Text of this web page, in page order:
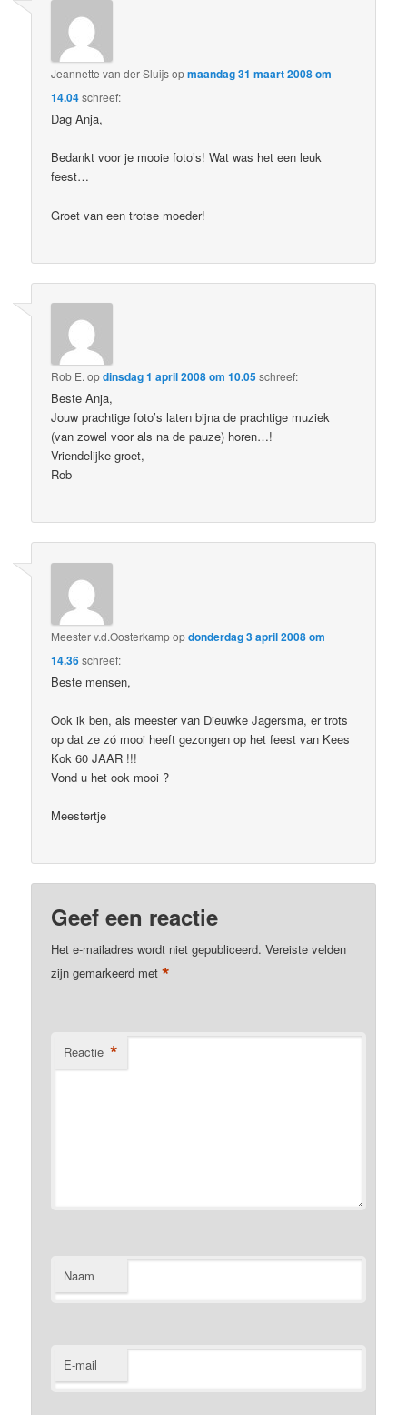
Jeannette van der Sluijsopmaandag 31 maart 2008 om
14.04schreef:
Dag Anja,
Bedankt voor je mooie foto’s! Wat was het een leuk
feest…
Groet van een trotse moeder!
Rob E. opdinsdag 1 april 2008 om 10.05schreef:
Beste Anja,
Jouw prachtige foto’s laten bijna de prachtige muziek
(van zowel voor als na de pauze) horen…!
Vriendelijke groet,
Rob
Meester v.d.Oosterkampopdonderdag 3 april 2008 om
14.36schreef:
Beste mensen,
Ook ik ben, als meester van Dieuwke Jagersma, er trots
op dat ze zó mooi heeft gezongen op het feest van Kees
Kok 60 JAAR !!!
Vond u het ook mooi ?
Meestertje
Geef een reactie
Het e-mailadres wordt niet gepubliceerd. Vereiste velden
zijn gemarkeerd met*
Reactie *
Naam
E-mail